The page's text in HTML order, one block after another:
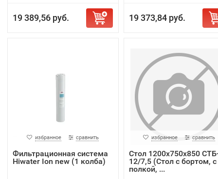
19 389,56 руб. 19 373,84 руб.
избранное сравнить
Фильтрационная система
Hiwater Ion new (1 колба)
избранное сравнить
Стол 1200х750х850
12/7,5 (Стол с бортом, с
полкой, ...